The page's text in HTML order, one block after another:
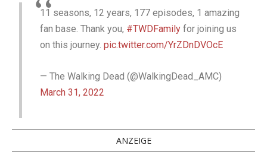
11 seasons, 12 years, 177 episodes, 1 amazing
fan base. Thank you, #TWDFamily for joining us
on this journey.pic.twitter.com/YrZDnDVOcE
— The Walking Dead (@WalkingDead_AMC)
March 31, 2022
ANZEIGE